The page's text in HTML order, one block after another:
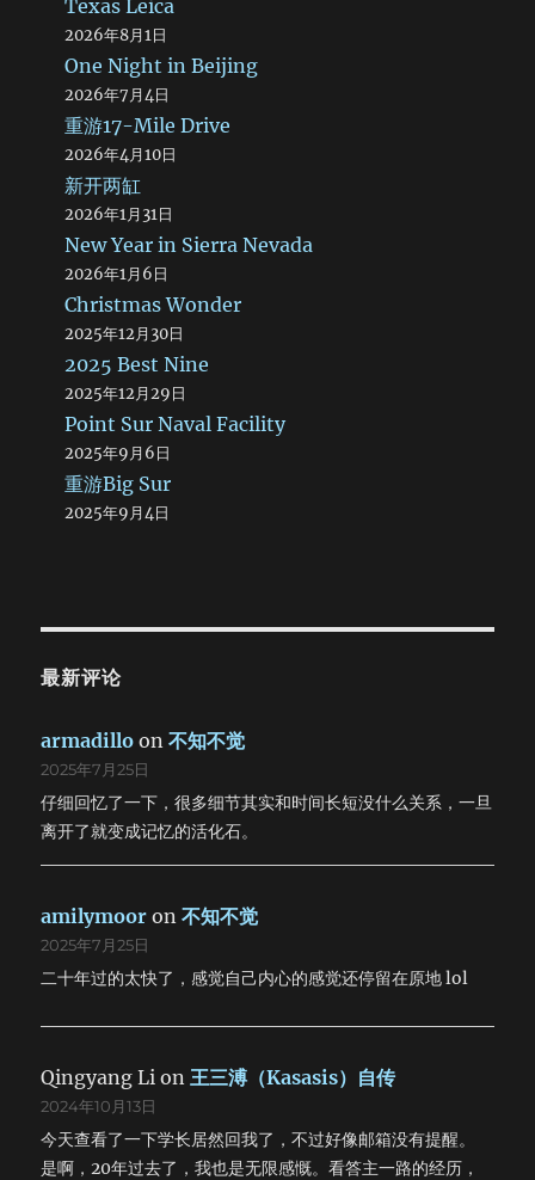
Texas Leica
2026年8月1日
One Night in Beijing
2026年7月4日
重游17-Mile Drive
2026年4月10日
新开两缸
2026年1月31日
New Year in Sierra Nevada
2026年1月6日
Christmas Wonder
2025年12月30日
2025 Best Nine
2025年12月29日
Point Sur Naval Facility
2025年9月6日
重游Big Sur
2025年9月4日
最新评论
armadillo on不知不觉
2025年7月25日
仔细回忆了一下，很多细节其实和时间长短没什么关系，一旦
离开了就变成记忆的活化石。
amilymoor on不知不觉
2025年7月25日
二十年过的太快了，感觉自己内心的感觉还停留在原地 lol
Qingyang Li on王三溥（Kasasis）自传
2024年10月13日
今天查看了一下学长居然回我了，不过好像邮箱没有提醒。
是啊，20年过去了，我也是无限感慨。看答主一路的经历，